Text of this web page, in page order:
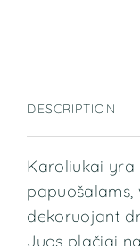
DESCRIPTION
Karoliukai yra
papuošalams,
dekoruojant
Juos plačiai